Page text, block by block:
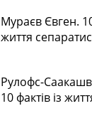
Мураєв Євген.
життя
Рулофс-
10 фактів із